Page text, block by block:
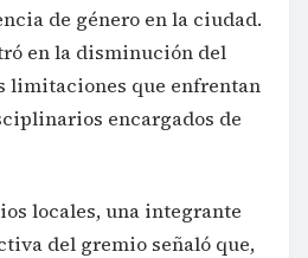
de género en la ciudad.
en la disminución del
limitaciones que enfrentan
encargados de
locales, una integrante
del gremio señaló que,